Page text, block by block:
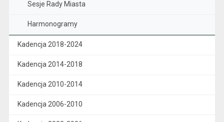
Sesje Rady Miasta
Harmonogramy
Kadencja 2018-2024
Kadencja 2014-2018
Kadencja 2010-2014
Kadencja 2006-2010